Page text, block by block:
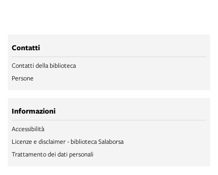
Contatti
Contatti della biblioteca
Persone
Informazioni
Accessibilità
Licenze e disclaimer - biblioteca Salaborsa
Trattamento dei dati personali